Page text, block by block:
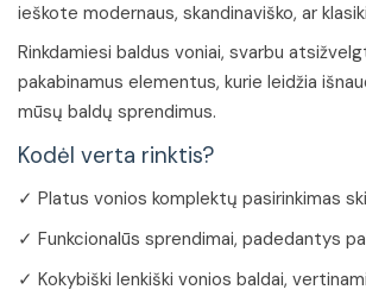
ieškote modernaus, skandinaviško, ar
Rinkdamiesi baldus voniai, svarbu
pakabinamus elementus, kurie leidžia
mūsų baldų sprendimus.
Kodėl verta rinktis?
✓ Platus vonios komplektų pasirinkimas
✓ Funkcionalūs sprendimai, padedantys
✓ Kokybiški lenkiški vonios baldai,